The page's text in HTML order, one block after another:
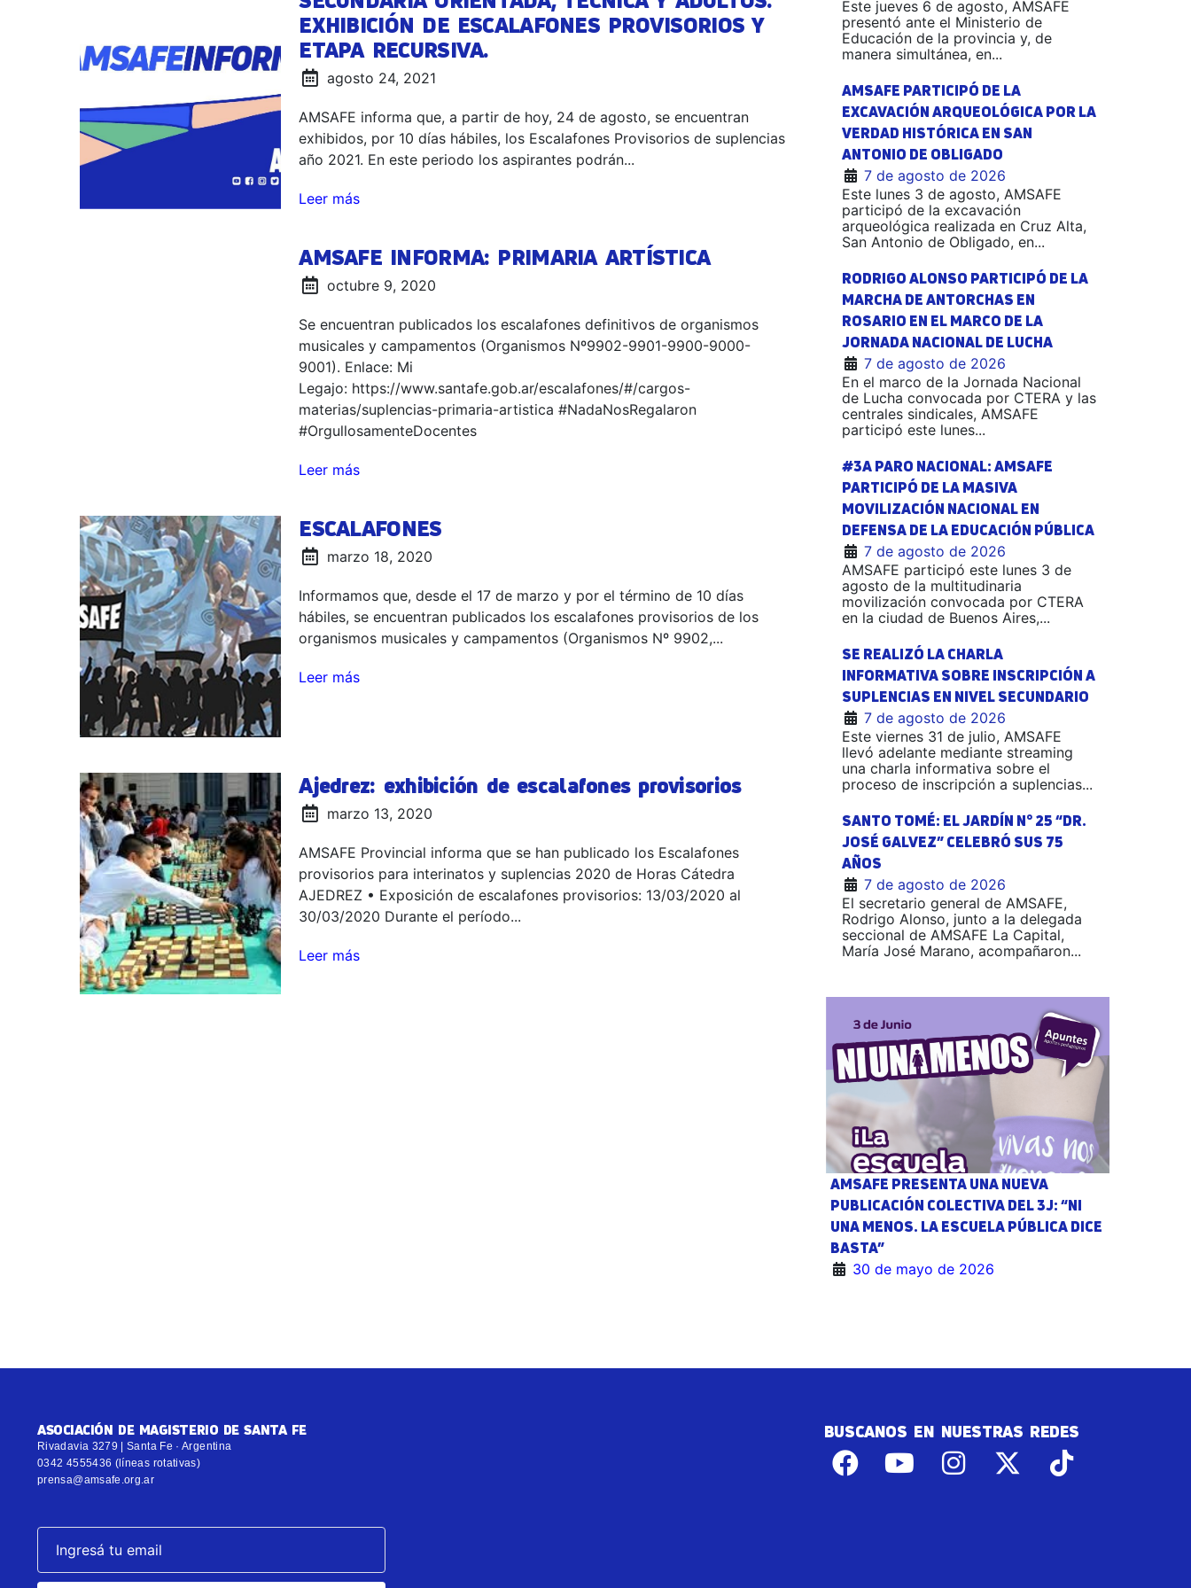
EXHIBICIÓN DE ESCALAFONES PROVISORIOS Y
ETAPA RECURSIVA.
agosto 24, 2021
AMSAFE informa que, a partir de hoy, 24 de agosto, se encuentran
exhibidos, por 10 días hábiles, los Escalafones Provisorios de suplencias
año 2021. En este periodo los aspirantes podrán...
Leer más
AMSAFE INFORMA: PRIMARIA ARTÍSTICA
octubre 9, 2020
Se encuentran publicados los escalafones definitivos de organismos
musicales y campamentos (Organismos Nº9902-9901-9900-9000-
9001). Enlace: Mi
Legajo: https://www.santafe.gob.ar/escalafones/#/cargos-
materias/suplencias-primaria-artistica #NadaNosRegalaron
#OrgullosamenteDocentes
Leer más
ESCALAFONES
marzo 18, 2020
Informamos que, desde el 17 de marzo y por el término de 10 días
hábiles, se encuentran publicados los escalafones provisorios de los
organismos musicales y campamentos (Organismos Nº 9902,...
Leer más
Ajedrez: exhibición de escalafones provisorios
marzo 13, 2020
AMSAFE Provincial informa que se han publicado los Escalafones
provisorios para interinatos y suplencias 2020 de Horas Cátedra
AJEDREZ • Exposición de escalafones provisorios: 13/03/2020 al
30/03/2020 Durante el período...
Leer más
Este jueves 6 de agosto, AMSAFE
presentó ante el Ministerio de
Educación de la provincia y, de
manera simultánea, en...
AMSAFE PARTICIPÓ DE LA
EXCAVACIÓN ARQUEOLÓGICA POR LA
VERDAD HISTÓRICA EN SAN
ANTONIO DE OBLIGADO
7 de agosto de 2026
Este lunes 3 de agosto, AMSAFE
participó de la excavación
arqueológica realizada en Cruz Alta,
San Antonio de Obligado, en...
RODRIGO ALONSO PARTICIPÓ DE LA
MARCHA DE ANTORCHAS EN
ROSARIO EN EL MARCO DE LA
JORNADA NACIONAL DE LUCHA
7 de agosto de 2026
En el marco de la Jornada Nacional
de Lucha convocada por CTERA y las
centrales sindicales, AMSAFE
participó este lunes...
#3A PARO NACIONAL: AMSAFE
PARTICIPÓ DE LA MASIVA
MOVILIZACIÓN NACIONAL EN
DEFENSA DE LA EDUCACIÓN PÚBLICA
7 de agosto de 2026
AMSAFE participó este lunes 3 de
agosto de la multitudinaria
movilización convocada por CTERA
en la ciudad de Buenos Aires,...
SE REALIZÓ LA CHARLA
INFORMATIVA SOBRE INSCRIPCIÓN A
SUPLENCIAS EN NIVEL SECUNDARIO
7 de agosto de 2026
Este viernes 31 de julio, AMSAFE
llevó adelante mediante streaming
una charla informativa sobre el
proceso de inscripción a suplencias...
SANTO TOMÉ: EL JARDÍN N° 25 “DR.
JOSÉ GALVEZ” CELEBRÓ SUS 75
AÑOS
7 de agosto de 2026
El secretario general de AMSAFE,
Rodrigo Alonso, junto a la delegada
seccional de AMSAFE La Capital,
María José Marano, acompañaron...
AMSAFE PRESENTA UNA NUEVA
PUBLICACIÓN COLECTIVA DEL 3J: “NI
UNA MENOS. LA ESCUELA PÚBLICA DICE
BASTA”
30 de mayo de 2026
ASOCIACIÓN DE MAGISTERIO DE SANTA FE
Rivadavia 3279 | Santa Fe · Argentina
0342 4555436 (líneas rotativas)
prensa@amsafe.org.ar
BUSCANOS EN NUESTRAS REDES